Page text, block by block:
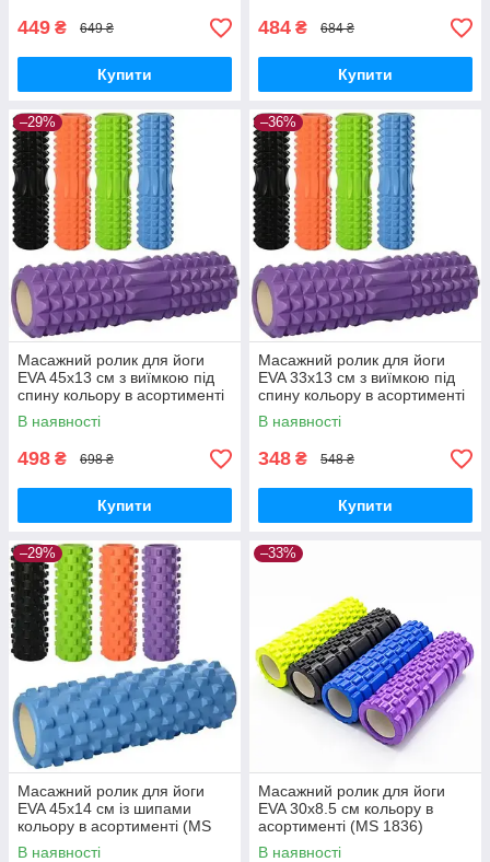
449 ₴ 649 ₴
Купити
484 ₴ 684 ₴
Купити
–29%
Масажний ролик для йоги
EVA 45х13 см з виїмкою під
спину кольору в асортименті
(MS 1843)
В наявності
498 ₴ 698 ₴
Купити
–36%
Масажний ролик для йоги
EVA 33х13 см з виїмкою під
спину кольору в асортименті
(MS 0857-4)
В наявності
348 ₴ 548 ₴
Купити
–29%
Масажний ролик для йоги
EVA 45х14 см із шипами
кольору в асортименті (MS
1843)
В наявності
–33%
Масажний ролик для йоги
EVA 30х8.5 см кольору в
асортименті (MS 1836)
В наявності